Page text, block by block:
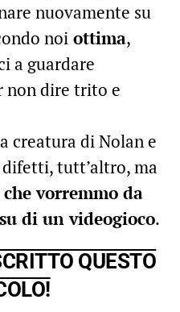
nuovamente su
noiottima,
a guardare
non dire trito e
creatura di Nolan e
difetti, tutt’altro, ma
vorremmo da
di un videogioco.
QUESTO